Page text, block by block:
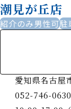
潮見が丘店
紹介のみ男性可駐
愛知県名古屋
052-746-0630